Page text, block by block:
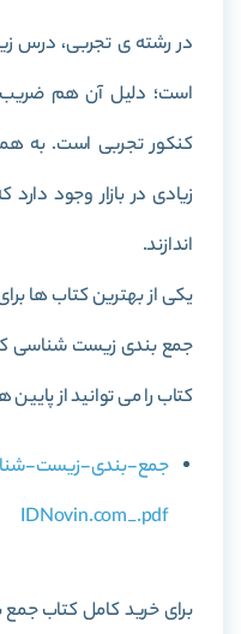
در رشته ی تجربی، درس
کنکور تجربی است. به
زیادی در بازار وجود
اندازند.
یکی از بهترین کتاب ها
جمع بندی زیست شناسی
کتاب را می توانید از
جمع-بندی-زیست-
IDNovin.com_.pdf
برای خرید کامل کتابجمع